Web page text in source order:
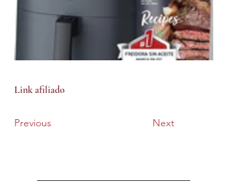
Link afiliado
Previous Next